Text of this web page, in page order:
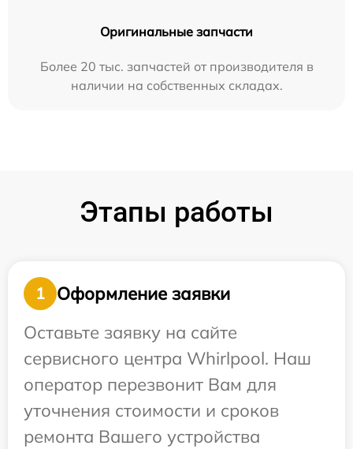
Оригинальные запчасти
Более 20 тыс. запчастей от производителя в
наличии на собственных складах.
Этапы работы
1
Оформление заявки
Оставьте заявку на сайте
сервисного центра Whirlpool. Наш
оператор перезвонит Вам для
уточнения стоимости и сроков
ремонта Вашего устройства